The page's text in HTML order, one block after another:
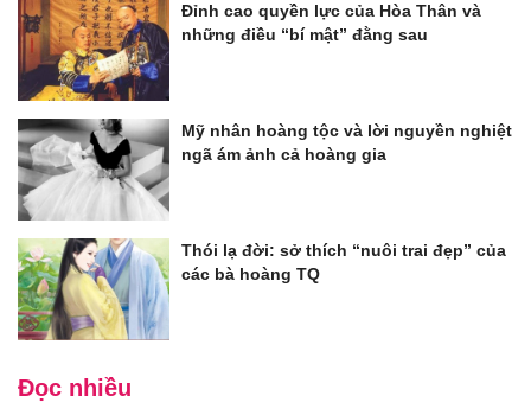
Đỉnh cao quyền lực của Hòa Thân và
những điều “bí mật” đằng sau
Mỹ nhân hoàng tộc và lời nguyền nghiệt
ngã ám ảnh cả hoàng gia
Thói lạ đời: sở thích “nuôi trai đẹp” của
các bà hoàng TQ
Đọc nhiều